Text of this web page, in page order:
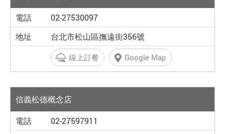
02-27530097
台北市松山區撫遠街356號
線上訂餐 Google Map
信義松德概念店
02-27597911